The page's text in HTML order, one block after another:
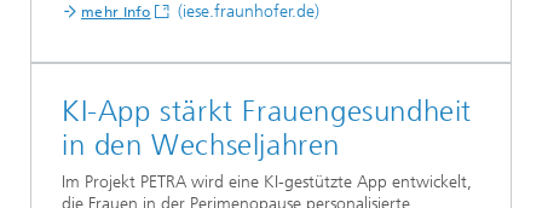
mehr Info (iese.fraunhofer.de)
KI-App stärkt Frauengesundheit
in den Wechseljahren
Im Projekt PETRA wird eine KI-gestützte App entwickelt,